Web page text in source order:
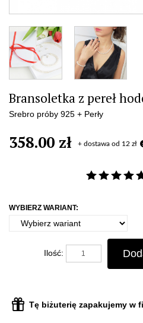
Bransoletka z pereł
Srebro próby 925 + Perły
358.00 zł + dostawa od 12 zł
WYBIERZ WARIANT:
Ilość:
Tę biżuterię zapakujemy w